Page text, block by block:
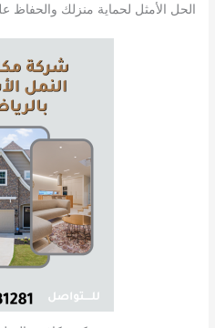
الحل الأمثل لحماية منزلك والحفاظ